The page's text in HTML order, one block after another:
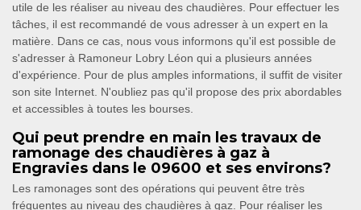
utile de les réaliser au niveau des chaudières. Pour effectuer les
tâches, il est recommandé de vous adresser à un expert en la
matière. Dans ce cas, nous vous informons qu'il est possible de
s'adresser à Ramoneur Lobry Léon qui a plusieurs années
d'expérience. Pour de plus amples informations, il suffit de visiter
son site Internet. N'oubliez pas qu'il propose des prix abordables
et accessibles à toutes les bourses.
Qui peut prendre en main les travaux de
ramonage des chaudières à gaz à
Engravies dans le 09600 et ses environs?
Les ramonages sont des opérations qui peuvent être très
fréquentes au niveau des chaudières à gaz. Pour réaliser les